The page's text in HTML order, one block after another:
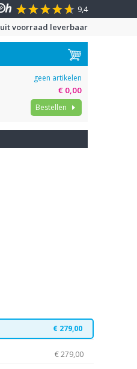
9,4
uit voorraad leverbaar
geen artikelen
€ 0,00
Bestellen
€ 279,00
€ 279,00